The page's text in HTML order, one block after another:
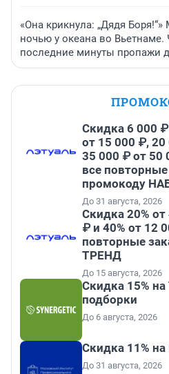
«Она крикнула: „Дядя
ночью у океана во
последние минуты пропажи
Скидка 6 000
от 15 000 ₽,
35 000 ₽ от 50
все
промокоду
До 31 августа, 2026
Скидка 20% от
₽ и 40% от 12
повторные
ТРЕНД
До 15 августа, 2026
Скидка 15%
подборки
До 6 августа, 2026
Скидка 11%
До 31 августа, 2026